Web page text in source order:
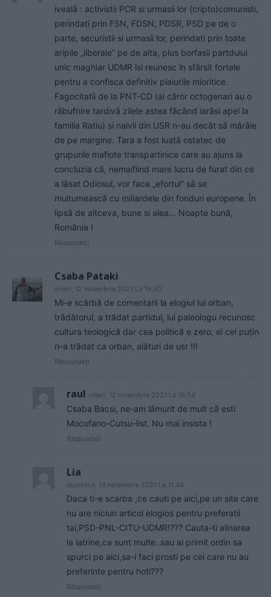
ivealã : activistii PCR si urmasii lor (cripto)comunisti,
perindati prin FSN, FDSN, PDSR, PSD pe de o
parte, securistii si urmasii lor, perindati prin toate
aripile „liberale” pe de alta, plus borfasii partdului
unic maghiar UDMR îsi reunesc în sfârsit fortele
pentru a confisca definitiv plaiurile mioritice.
Fagocitatii de la PNT-CD (ai cãror octogenari au o
rãbufnire tardivã zilele astea fãcând iarãsi apel la
familia Ratiu) si naivii din USR n-au decât sã mârâie
de pe margine. Tara a fost luatã ostatec de
grupurile mafiote transpartinice care au ajuns la
concluzia cã, nemaifiind mare lucru de furat din ce
a lãsat Odiosul, vor face „efortul” sã se
multumeascã cu miliardele din fonduri europene. În
lipsã de altceva, bune si alea… Noapte bunã,
România !
Răspundeți
Csaba Pataki
vineri, 12 noiembrie 2021 La 19.30
Mi-e scârbă de comentarii la elogiul lui orban,
trădătorul, a trădat partidul, lui paleologu recunosc
cultura teologică dar cea politică e zero, el cel puțin
n-a trădat ca orban, alături de usr !!!
Răspundeți
raul vineri, 12 noiembrie 2021 La 19.54
Csaba Bacsi, ne-am lãmurit de mult cã esti
Mocofano-Cutsu-list. Nu mai insista !
Răspundeți
Lia
duminică, 14 noiembrie 2021 La 11.44
Daca ti-e scarba ,ce cauti pe aici,pe un site care
nu are niciun articol elogios pentru preferatii
tai,PSD-PNL-CITU-UDMR!??? Cauta-ti alinarea
la latrine,ca sunt multe..sau ai primit ordin sa
spurci pe aici,sa-i faci prosti pe cei care nu au
preferinte pentru hoti???
Răspundeți